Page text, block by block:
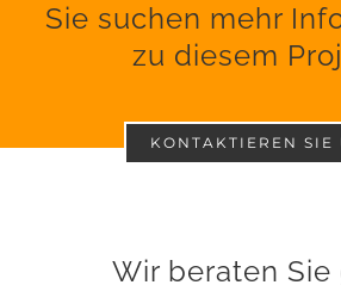
Sie suchen mehr
zu diesem
KONTAKTIEREN SIE
Wir beraten Sie